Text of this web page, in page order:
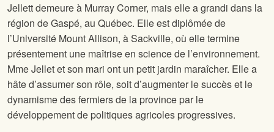
Jellett demeure à Murray Corner, mais elle a grandi dans la
région de Gaspé, au Québec. Elle est diplômée de
l’Université Mount Allison, à Sackville, où elle termine
présentement une maîtrise en science de l’environnement.
Mme Jellet et son mari ont un petit jardin maraîcher. Elle a
hâte d’assumer son rôle, soit d’augmenter le succès et le
dynamisme des fermiers de la province par le
développement de politiques agricoles progressives.